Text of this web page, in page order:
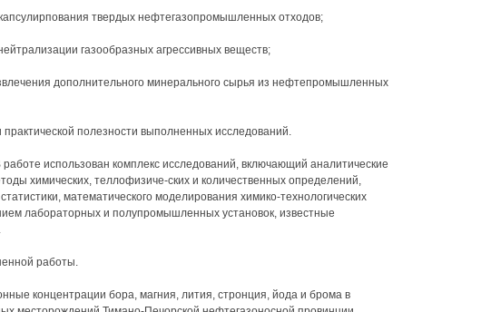
твердых нефтегазопромышленных отходов;
газообразных агрессивных веществ;
дополнительного минерального сырья из нефтепромышленных
практической полезности выполненных исследований.
использован комплекс исследований, включающий аналитические
химических, теллофизиче-ских и количественных определений,
математического моделирования химико-технологических
лабораторных и полупромышленных установок, известные
работы.
концентрации бора, магния, лития, стронция, йода и брома в